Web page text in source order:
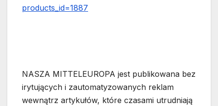
products_id=1887
NASZA MITTELEUROPA jest publikowana bez
irytujących i zautomatyzowanych reklam
wewnątrz artykułów, które czasami utrudniają